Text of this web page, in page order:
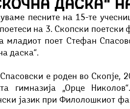
Добри гости Скопски
песните на 15-те
на 3. Скопски
младиот поет Стефан
даска“.
е роден во Скопје,
гимназија „Орце
јазик при Филолошкиот